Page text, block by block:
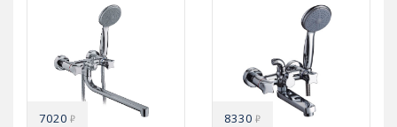
7020₽ 8330₽